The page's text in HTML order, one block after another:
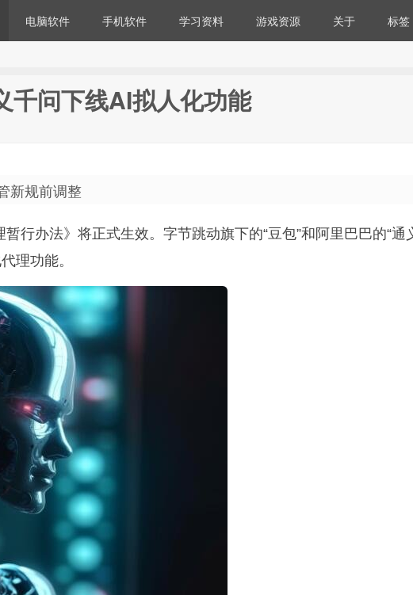
电脑软件 手机软件 学习资料 游戏资源 关于 标签
千问下线AI拟人化功能
新规前调整
行办法》将正式生效。字节跳动旗下的“豆包”和阿里巴巴的“通
理功能。